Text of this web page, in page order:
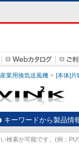
産業用換気送風機 [本体]
キーワードから製品情